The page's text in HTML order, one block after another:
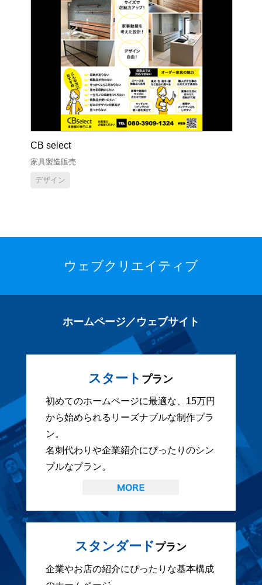
CB select
家具製造販売
デザイン
ウェブクリエイティブ
ホームページ／ウェブサイト
スタート プラン
初めてのホームページに最適な、15万円
から始められるリーズナブルな制作プラ
ン。
名刺代わりや企業紹介にぴったりのシン
プルなプラン。
スタンダードプラン
企業やお店の紹介にぴったりな基本構成